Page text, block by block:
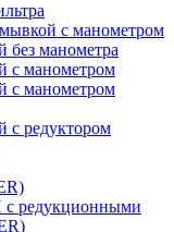
c манометром
манометра
с манометром
с манометром
с редуктором
редукционными